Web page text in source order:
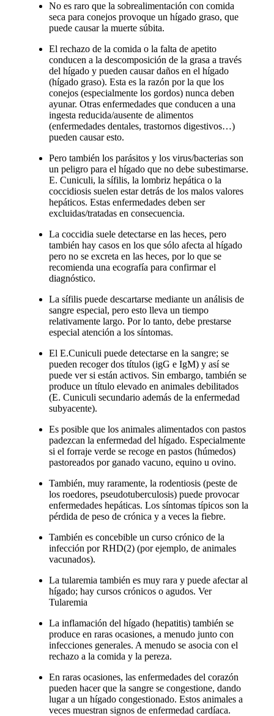
No es raro que la sobrealimentación con comida
seca para conejos provoque un hígado graso, que
puede causar la muerte súbita.
El rechazo de la comida o la falta de apetito
conducen a la descomposición de la grasa a través
del hígado y pueden causar daños en el hígado
(hígado graso). Esta es la razón por la que los
conejos (especialmente los gordos) nunca deben
ayunar. Otras enfermedades que conducen a una
ingesta reducida/ausente de alimentos
(enfermedades dentales, trastornos digestivos…)
pueden causar esto.
Pero también los parásitos y los virus/bacterias son
un peligro para el hígado que no debe subestimarse.
E. Cuniculi, la sífilis, la lombriz hepática o la
coccidiosis suelen estar detrás de los malos valores
hepáticos. Estas enfermedades deben ser
excluidas/tratadas en consecuencia.
La coccidia suele detectarse en las heces, pero
también hay casos en los que sólo afecta al hígado
pero no se excreta en las heces, por lo que se
recomienda una ecografía para confirmar el
diagnóstico.
La sífilis puede descartarse mediante un análisis de
sangre especial, pero esto lleva un tiempo
relativamente largo. Por lo tanto, debe prestarse
especial atención a los síntomas.
El E.Cuniculi puede detectarse en la sangre; se
pueden recoger dos títulos (igG e IgM) y así se
puede ver si están activos. Sin embargo, también se
produce un título elevado en animales debilitados
(E. Cuniculi secundario además de la enfermedad
subyacente).
Es posible que los animales alimentados con pastos
padezcan la enfermedad del hígado. Especialmente
si el forraje verde se recoge en pastos (húmedos)
pastoreados por ganado vacuno, equino u ovino.
También, muy raramente, la rodentiosis (peste de
los roedores, pseudotuberculosis) puede provocar
enfermedades hepáticas. Los síntomas típicos son la
pérdida de peso de crónica y a veces la fiebre.
También es concebible un curso crónico de la
infección por RHD(2) (por ejemplo, de animales
vacunados).
La tularemia también es muy rara y puede afectar al
hígado; hay cursos crónicos o agudos. Ver
Tularemia
La inflamación del hígado (hepatitis) también se
produce en raras ocasiones, a menudo junto con
infecciones generales. A menudo se asocia con el
rechazo a la comida y la pereza.
En raras ocasiones, las enfermedades del corazón
pueden hacer que la sangre se congestione, dando
lugar a un hígado congestionado. Estos animales a
veces muestran signos de enfermedad cardíaca.